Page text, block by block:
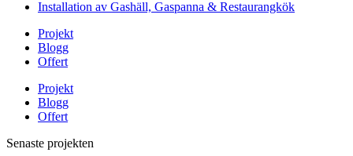
Installation av Gashäll, Gaspanna & Restaurangkök
Projekt
Blogg
Offert
Projekt
Blogg
Offert
Senaste projekten